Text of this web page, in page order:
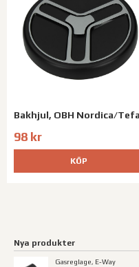
Bakhjul, OBH Nordica/
98 kr
KÖP
Nya produkter
Gasreglage, E-Way